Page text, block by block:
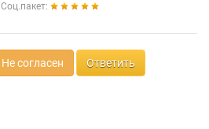
Соц.пакет:
Не согласен Ответить